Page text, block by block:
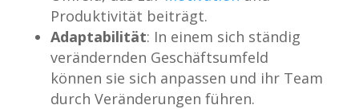
Produktivität beiträgt.
Adaptabilität: In einem sich ständig
verändernden Geschäftsumfeld
können sie sich anpassen und ihr Team
durch Veränderungen führen.